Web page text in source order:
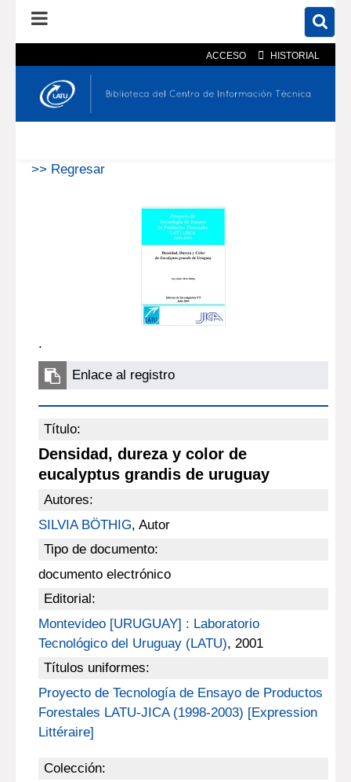
ACCESO HISTORIAL
En el catálogo En el sitio
>> Regresar
.
Enlace al registro
Título:
Densidad, dureza y color de
eucalyptus grandis de uruguay
Autores:
SILVIA BÖTHIG, Autor
Tipo de documento:
documento electrónico
Editorial:
Montevideo [URUGUAY] : Laboratorio
Tecnológico del Uruguay (LATU), 2001
Títulos uniformes:
Proyecto de Tecnología de Ensayo de Productos
Forestales LATU-JICA (1998-2003) [Expression
Littéraire]
Colección: